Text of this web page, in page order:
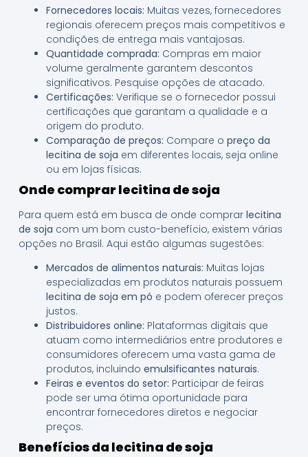
Fornecedores locais: Muitas vezes, fornecedores
regionais oferecem preços mais competitivos e
condições de entrega mais vantajosas.
Quantidade comprada: Compras em maior
volume geralmente garantem descontos
significativos. Pesquise opções de atacado.
Certificações: Verifique se o fornecedor possui
certificações que garantam a qualidade e a
origem do produto.
Comparação de preços: Compare o preço da
lecitina de soja em diferentes locais, seja online
ou em lojas físicas.
Onde comprar lecitina de soja
Para quem está em busca de onde comprar lecitina
de soja com um bom custo-benefício, existem várias
opções no Brasil. Aqui estão algumas sugestões:
Mercados de alimentos naturais: Muitas lojas
especializadas em produtos naturais possuem
lecitina de soja em pó e podem oferecer preços
justos.
Distribuidores online: Plataformas digitais que
atuam como intermediários entre produtores e
consumidores oferecem uma vasta gama de
produtos, incluindo emulsificantes naturais.
Feiras e eventos do setor: Participar de feiras
pode ser uma ótima oportunidade para
encontrar fornecedores diretos e negociar
preços.
Benefícios da lecitina de soja